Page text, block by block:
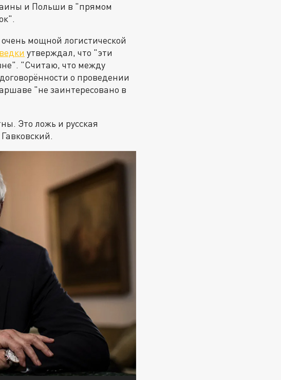
и Польши в "прямом
мощной логистической
утверждал, что "эти
"Считаю, что между
о проведении
"не заинтересовано в
Это ложь и русская